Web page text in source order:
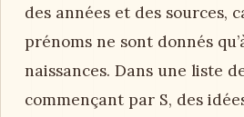
des années et des sources,
prénoms ne sont donnés
naissances. Dans une liste
commençant par S, des